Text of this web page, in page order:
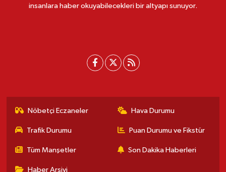
insanlara haber okuyabilecekleri bir altyapı sunuyor.
Nöbetçi Eczaneler Hava Durumu
Trafik Durumu Puan Durumu ve Fikstür
Tüm Manşetler Son Dakika Haberleri
Haber Arşivi